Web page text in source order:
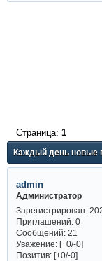
Каждый день новые
Страница: 1
admin
Администратор
Зарегистрирован:
Приглашений:0
Сообщений:21
Уважение: [+0/-0]
Позитив: [+0/-0]